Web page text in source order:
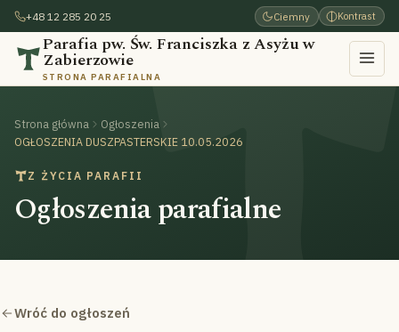
+48 12 285 20 25 Ciemny Kontrast
Parafia pw. Św. Franciszka z Asyżu w
Zabierzowie
STRONA PARAFIALNA
Strona główna
Ogłoszenia
OGŁOSZENIA DUSZPASTERSKIE 10.05.2026
Z ŻYCIA PARAFII
Ogłoszenia parafialne
Wróć do ogłoszeń